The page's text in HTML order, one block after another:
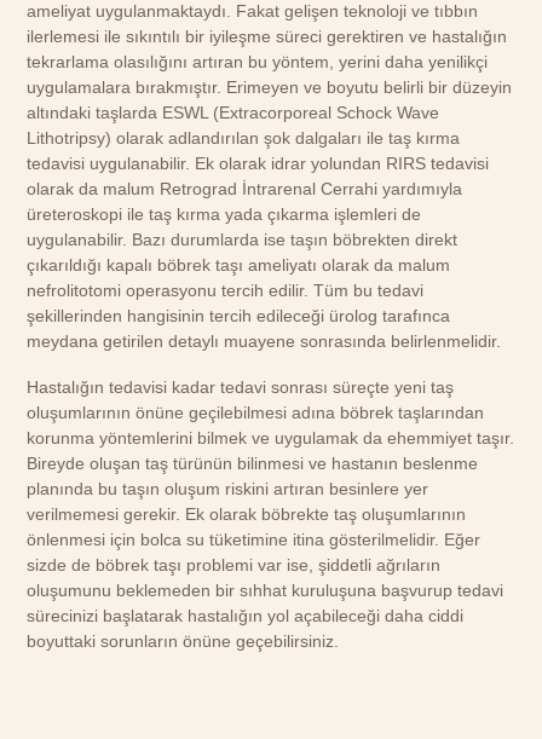
ameliyat uygulanmaktaydı. Fakat gelişen teknoloji ve tıbbın
ilerlemesi ile sıkıntılı bir iyileşme süreci gerektiren ve hastalığın
tekrarlama olasılığını artıran bu yöntem, yerini daha yenilikçi
uygulamalara bırakmıştır. Erimeyen ve boyutu belirli bir düzeyin
altındaki taşlarda ESWL (Extracorporeal Schock Wave
Lithotripsy) olarak adlandırılan şok dalgaları ile taş kırma
tedavisi uygulanabilir. Ek olarak idrar yolundan RIRS tedavisi
olarak da malum Retrograd İntrarenal Cerrahi yardımıyla
üreteroskopi ile taş kırma yada çıkarma işlemleri de
uygulanabilir. Bazı durumlarda ise taşın böbrekten direkt
çıkarıldığı kapalı böbrek taşı ameliyatı olarak da malum
nefrolitotomi operasyonu tercih edilir. Tüm bu tedavi
şekillerinden hangisinin tercih edileceği ürolog tarafınca
meydana getirilen detaylı muayene sonrasında belirlenmelidir.
Hastalığın tedavisi kadar tedavi sonrası süreçte yeni taş
oluşumlarının önüne geçilebilmesi adına böbrek taşlarından
korunma yöntemlerini bilmek ve uygulamak da ehemmiyet taşır.
Bireyde oluşan taş türünün bilinmesi ve hastanın beslenme
planında bu taşın oluşum riskini artıran besinlere yer
verilmemesi gerekir. Ek olarak böbrekte taş oluşumlarının
önlenmesi için bolca su tüketimine itina gösterilmelidir. Eğer
sizde de böbrek taşı problemi var ise, şiddetli ağrıların
oluşumunu beklemeden bir sıhhat kuruluşuna başvurup tedavi
sürecinizi başlatarak hastalığın yol açabileceği daha ciddi
boyuttaki sorunların önüne geçebilirsiniz.